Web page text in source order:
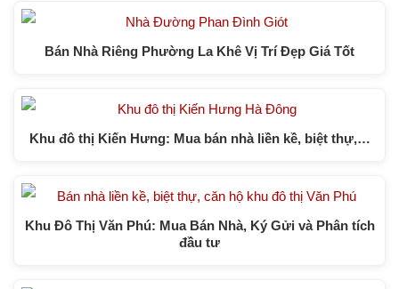
Bán Nhà Riêng Phường La Khê Vị Trí Đẹp Giá Tốt
Khu đô thị Kiến Hưng: Mua bán nhà liền kề, biệt thự,…
Khu Đô Thị Văn Phú: Mua Bán Nhà, Ký Gửi và Phân tích
đầu tư